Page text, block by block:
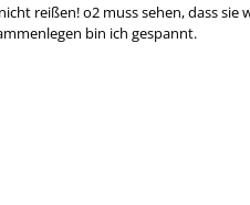
reißen! o2 muss sehen, dass
bin ich gespannt.